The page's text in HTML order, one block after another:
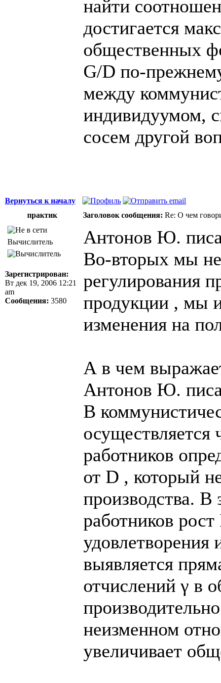
найти
достигается
общественных
G/D по-
между
индивидуумом,
сосем другой
Вернуться к началу
практик
Заголовок сообщения: Re: О чем
Вычислитель
Зарегистрирован:
Вт дек 19, 2006 12:21
am
Сообщения: 3580
Антонов Ю.
Во-вторых мы
регулирования
продукции , мы
изменения на
А в чем
Антонов Ю.
В
работников
от D , который
производства. В
работников рост
удовлетворения
выявляется
отчислений γ в
неизменном
увеличивает